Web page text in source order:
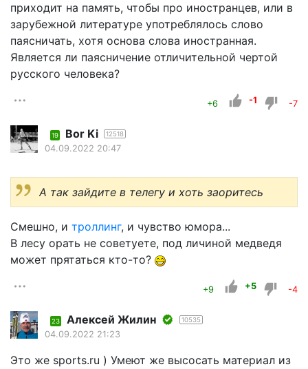
приходит на память, чтобы про иностранцев, или в
зарубежной литературе употреблялось слово
паясничать, хотя основа слова иностранная.
Является ли паясничение отличительной чертой
русского человека?
+6 -1 -7
19 Bor Ki 12518
04.09.2022 20:47
А так зайдите в телегу и хоть заоритесь
Смешно, и троллинг, и чувство юмора...
В лесу орать не советуете, под личиной медведя
может прятаться кто-то?
+9 +5 -4
23 Алексей Жилин 10535
04.09.2022 21:23
Это же sports.ru ) Умеют же высосать материал из